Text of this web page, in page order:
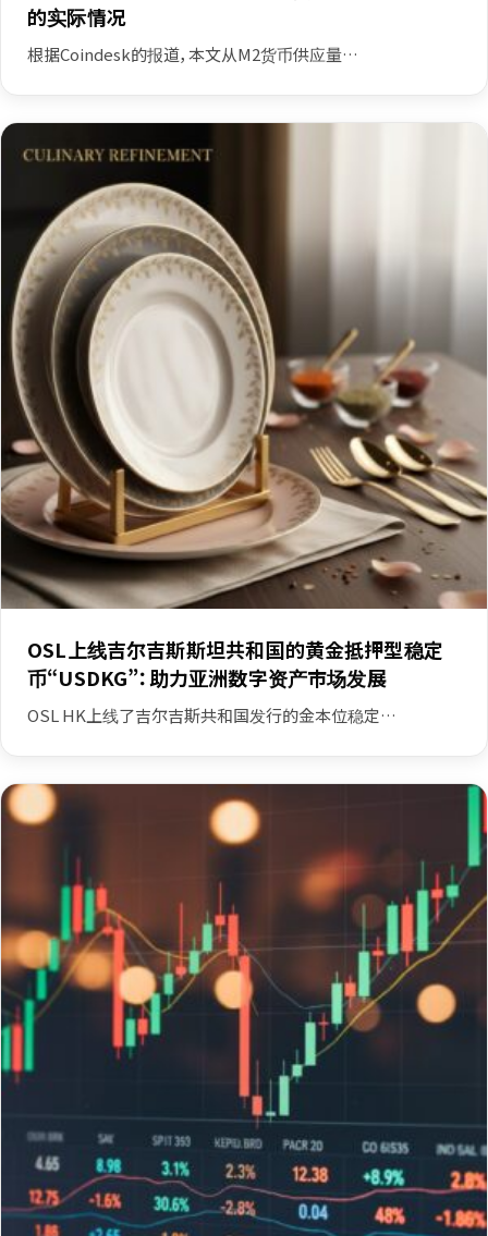
的实际情况
根据Coindesk的报道，本文从M2货币供应量…
OSL上线吉尔吉斯斯坦共和国的黄金抵押型稳定
币“USDKG”：助力亚洲数字资产市场发展
OSL HK上线了吉尔吉斯共和国发行的金本位稳定…